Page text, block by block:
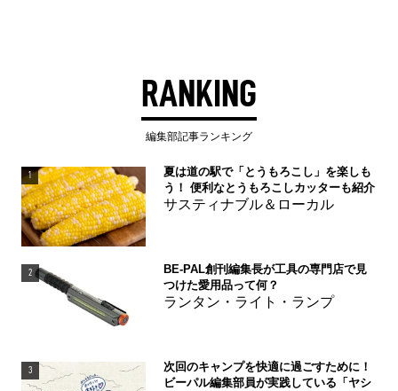
RANKING
編集部記事ランキング
1
夏は道の駅で「とうもろこし」を楽しも
う！ 便利なとうもろこしカッターも紹介
サスティナブル＆ローカル
2
BE-PAL創刊編集長が工具の専門店で見
つけた愛用品って何？
ランタン・ライト・ランプ
3
次回のキャンプを快適に過ごすために！
ビーパル編集部員が実践している「ヤシ